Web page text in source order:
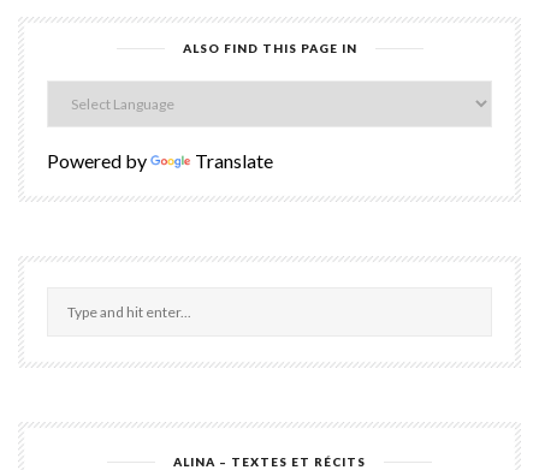
ALSO FIND THIS PAGE IN
Powered by Translate
ALINA – TEXTES ET RÉCITS